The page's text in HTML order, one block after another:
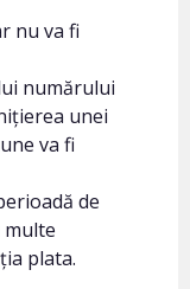
nu va fi
numărului
unei
va fi
de
multe
plata.